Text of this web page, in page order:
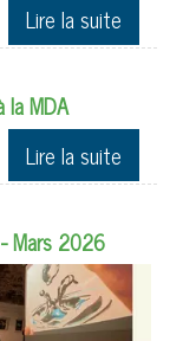
la MDA
Mars 2026